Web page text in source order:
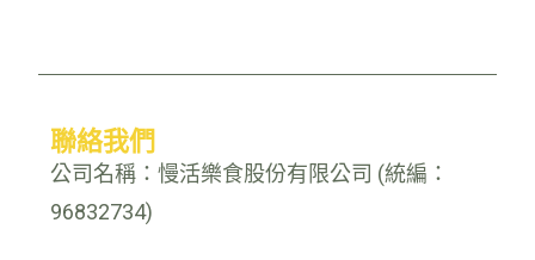
聯絡我們
公司名稱：慢活樂食股份有限公司 (統編：
96832734)